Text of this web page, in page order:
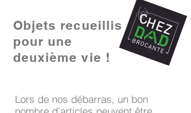
Objets recueillis
pour une
deuxième vie !
Lors de nos débarras, un bon